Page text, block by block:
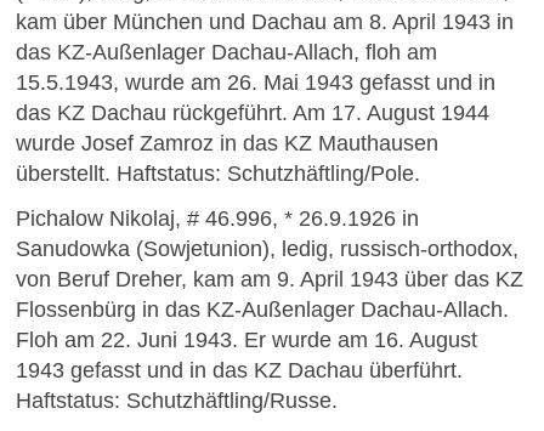
kam über München und Dachau am 8. April 1943 in
das KZ-Außenlager Dachau-Allach, floh am
15.5.1943, wurde am 26. Mai 1943 gefasst und in
das KZ Dachau rückgeführt. Am 17. August 1944
wurde Josef Zamroz in das KZ Mauthausen
überstellt. Haftstatus: Schutzhäftling/Pole.
Pichalow Nikolaj, # 46.996, * 26.9.1926 in
Sanudowka (Sowjetunion), ledig, russisch-orthodox,
von Beruf Dreher, kam am 9. April 1943 über das KZ
Flossenbürg in das KZ-Außenlager Dachau-Allach.
Floh am 22. Juni 1943. Er wurde am 16. August
1943 gefasst und in das KZ Dachau überführt.
Haftstatus: Schutzhäftling/Russe.